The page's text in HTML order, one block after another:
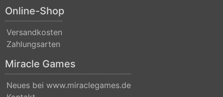
Decks:
Divine
vs.
Demonic
Duel
Decks:
Online-Shop
Versandkosten
Zahlungsarten
Miracle Games
Neues bei www.miraclegames.de